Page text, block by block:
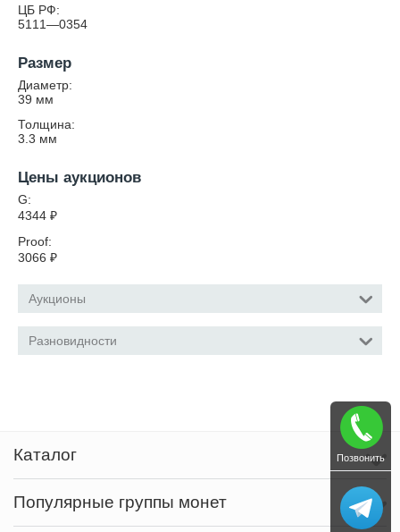
ЦБ РФ:
5111—0354
Размер
Диаметр:
39 мм
Толщина:
3.3 мм
Цены аукционов
G:
4344 ₽
Proof:
3066 ₽
Аукционы
Разновидности
Каталог
Популярные группы монет
Позвонить